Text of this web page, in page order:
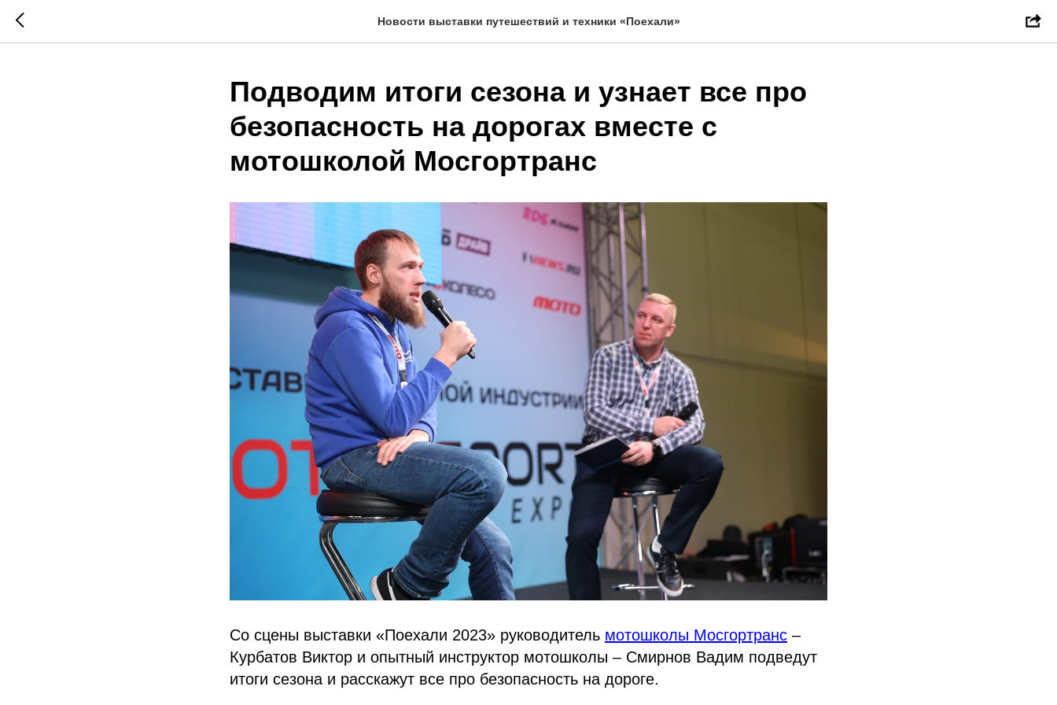
Новости выставки путешествий и техники «Поехали»
Подводим итоги сезона и узнает все про
безопасность на дорогах вместе с
мотошколой Мосгортранс
Со сцены выставки «Поехали 2023» руководитель мотошколы Мосгортранс –
Курбатов Виктор и опытный инструктор мотошколы – Смирнов Вадим подведут
итоги сезона и расскажут все про безопасность на дороге.